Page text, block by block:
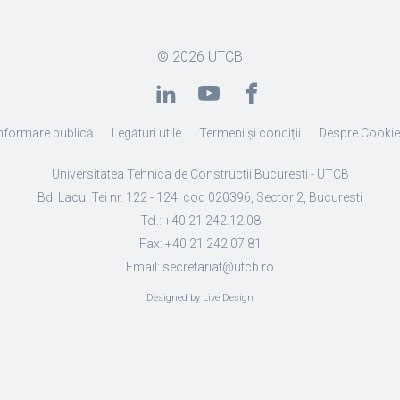
© 2026 UTCB
publică Legături utile Termeni și condiții Despre
Universitatea Tehnica de Constructii Bucuresti - UTCB
Bd. Lacul Tei nr. 122 - 124, cod 020396, Sector 2, Bucuresti
Tel.: +40 21 242.12.08
Fax: +40 21 242.07.81
Email: secretariat@utcb.ro
Designed by Live Design